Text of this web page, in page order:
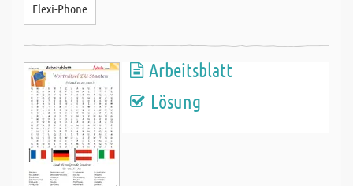
Flexi-Phone
Arbeitsblatt
Lösung